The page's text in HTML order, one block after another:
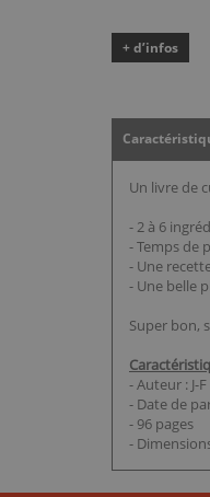
+ d’infos
Un livre de
- 2 à 6
- Temps de
- Une
- Une belle
Super bon,
- Auteur : J-
- Date de
- 96 pages
-